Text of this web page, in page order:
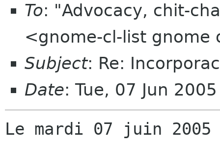
To: "Advocacy, chit-
<gnome-cl-list gnome
Subject: Re:
Date: Tue, 07 Jun
Le mardi 07 juin